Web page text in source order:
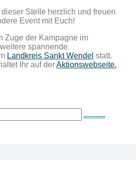
Stelle herzlich und freuen
Event mit Euch!
Zuge der Kampagne im
spannende
Landkreis Sankt Wendel statt.
Ihr auf derAktionswebseite.